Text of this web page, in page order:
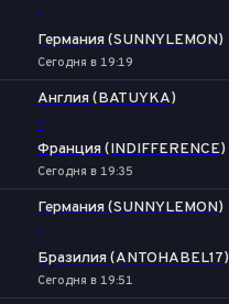
-
Германия (SUNNYLEMON)
Сегодня в 19:19
Англия (BATUYKA)
-
Франция (INDIFFERENCE)
Сегодня в 19:35
Германия (SUNNYLEMON)
-
Бразилия (ANTOHABEL17)
Сегодня в 19:51